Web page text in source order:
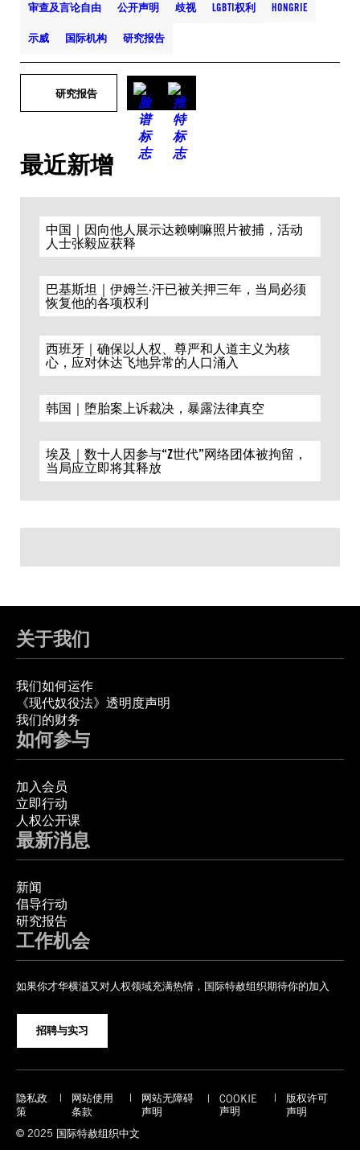
审查及言论自由 公开声明 歧视 LGBTI权利 HONGRIE
示威 国际机构 研究报告
研究报告
最近新增
中国｜因向他人展示达赖喇嘛照片被捕，活动
人士张毅应获释
巴基斯坦｜伊姆兰·汗已被关押三年，当局必须
恢复他的各项权利
西班牙｜确保以人权、尊严和人道主义为核
心，应对休达飞地异常的人口涌入
韩国｜堕胎案上诉裁决，暴露法律真空
埃及｜数十人因参与“Z世代”网络团体被拘留，
当局应立即将其释放
关于我们
我们如何运作
《现代奴役法》透明度声明
我们的财务
如何参与
加入会员
立即行动
人权公开课
最新消息
新闻
倡导行动
研究报告
工作机会
如果你才华横溢又对人权领域充满热情，国际特赦组织期待你的加入
招聘与实习
隐私政
策
网站使用
条款
网站无障碍
声明
COOKIE
声明
版权许可
声明
© 2025 国际特赦组织中文